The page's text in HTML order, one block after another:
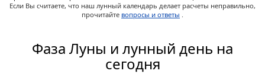
Если Вы считаете, что наш лунный календарь делает расчеты неправильно,
прочитайте вопросы и ответы .
Фаза Луны и лунный день на
сегодня